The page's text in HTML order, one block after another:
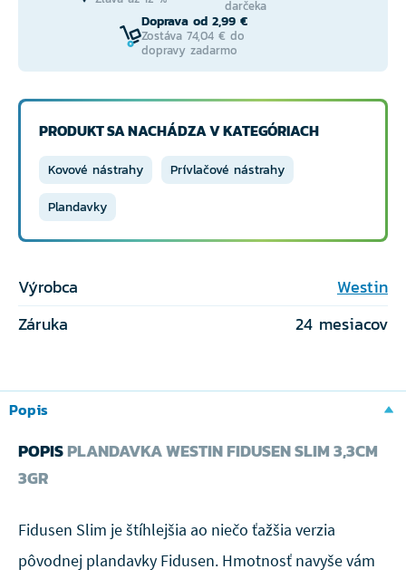
darčeka
Doprava od 2,99 €
Zostáva 74,04 € do
dopravy zadarmo
PRODUKT SA NACHÁDZA V KATEGÓRIACH
Kovové nástrahy
Prívlačové nástrahy
Plandavky
Výrobca
Westin
Záruka
24 mesiacov
Popis
POPISPLANDAVKA WESTIN FIDUSEN SLIM 3,3CM
3GR
Fidusen Slim je štíhlejšia ao niečo ťažšia verzia
pôvodnej plandavky Fidusen. Hmotnosť navyše vám